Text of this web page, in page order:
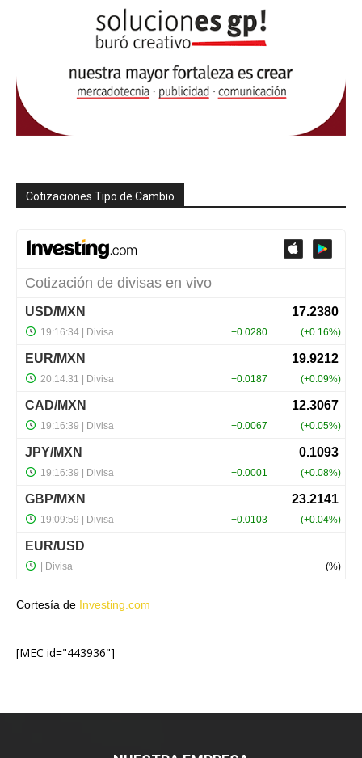
Cotizaciones Tipo de Cambio
Cortesía de Investing.com
[MEC id="443936"]